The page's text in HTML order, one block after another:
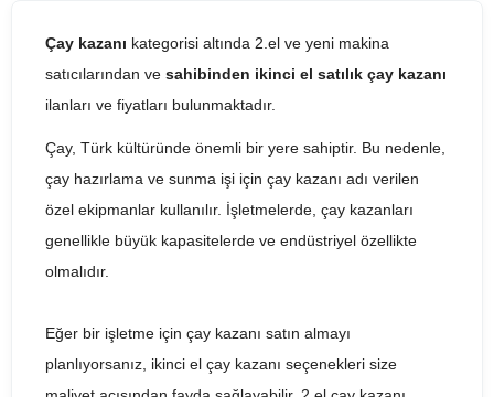
Çay kazanı kategorisi altında 2.el ve yeni makina
satıcılarından ve sahibinden ikinci el satılık çay kazanı
ilanları ve fiyatları bulunmaktadır.
Çay, Türk kültüründe önemli bir yere sahiptir. Bu nedenle,
çay hazırlama ve sunma işi için çay kazanı adı verilen
özel ekipmanlar kullanılır. İşletmelerde, çay kazanları
genellikle büyük kapasitelerde ve endüstriyel özellikte
olmalıdır.
Eğer bir işletme için çay kazanı satın almayı
planlıyorsanız, ikinci el çay kazanı seçenekleri size